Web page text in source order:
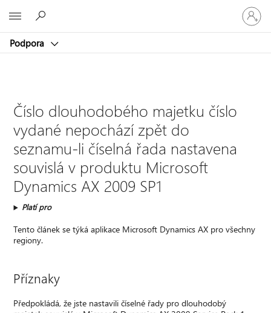
Podpora
Přihlaste
se
ke
účtu
Číslo dlouhodobého majetku číslo
vydané nepochází zpět do
seznamu-li číselná řada nastavena
souvislá v produktu Microsoft
Dynamics AX 2009 SP1
Platí pro
Tento článek se týká aplikace Microsoft Dynamics AX pro všechny
regiony.
Příznaky
Předpokládá, že jste nastavili číselné řady pro dlouhodobý